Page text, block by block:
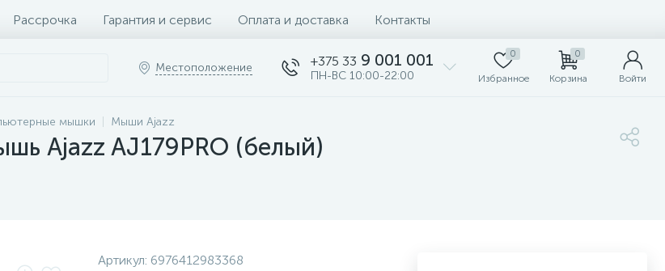
Рассрочка Гарантия и сервис Оплата и доставка Контакты
Местоположение +375 33 9 001 001
ПН-ВС 10:00-22:00
0
Избранное
0
Корзина Войти
мышки Мыши Ajazz
Ajazz AJ179PRO (белый)
Артикул: 6976412983368